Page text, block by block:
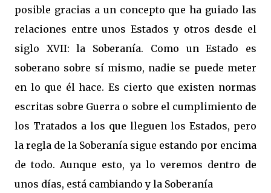
posible gracias a un concepto que ha guiado las
relaciones entre unos Estados y otros desde el
siglo XVII:la Soberanía. Como un Estado es
soberano sobre sí mismo, nadie se puede meter
en lo que él hace. Es cierto que existen normas
escritas sobre Guerra o sobre el cumplimiento de
los Tratados a los que lleguen los Estados, pero
la regla de la Soberanía sigue estando por encima
de todo. Aunque esto, ya lo veremos dentro de
unos días, está cambiando y la Soberanía